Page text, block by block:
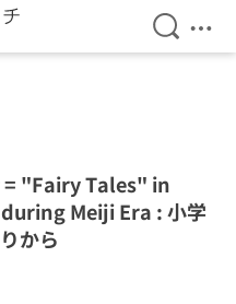
検索を
メ
= "Fairy Tales" in
Meiji Era : 小学
から